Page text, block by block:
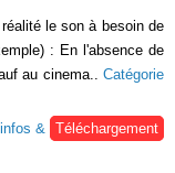
réalité le son à besoin de
: En l'absence de
au cinema.. Catégorie
&
Téléchargement